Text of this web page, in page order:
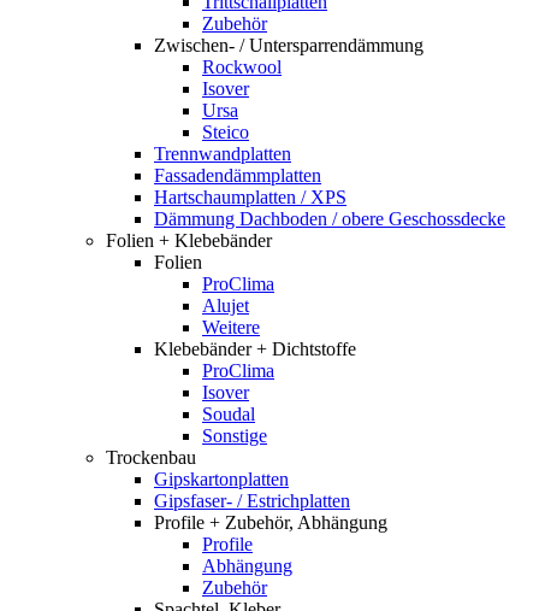
Zubehör
Zwischen- / Untersparrendämmung
Rockwool
Isover
Ursa
Steico
Trennwandplatten
Fassadendämmplatten
Hartschaumplatten / XPS
Dämmung Dachboden / obere Geschossdecke
Folien + Klebebänder
Folien
ProClima
Alujet
Weitere
Klebebänder + Dichtstoffe
ProClima
Isover
Soudal
Sonstige
Trockenbau
Gipskartonplatten
Gipsfaser- / Estrichplatten
Profile + Zubehör, Abhängung
Profile
Abhängung
Zubehör